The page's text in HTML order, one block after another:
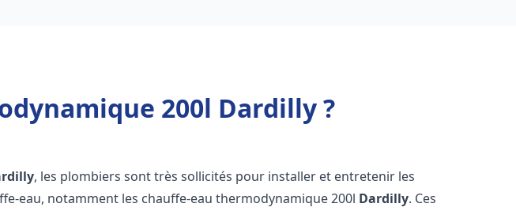
200l Dardilly ?
, les plombiers sont très sollicités pour installer et entretenir les
eau, notamment les chauffe-eau thermodynamique 200l Dardilly. Ces